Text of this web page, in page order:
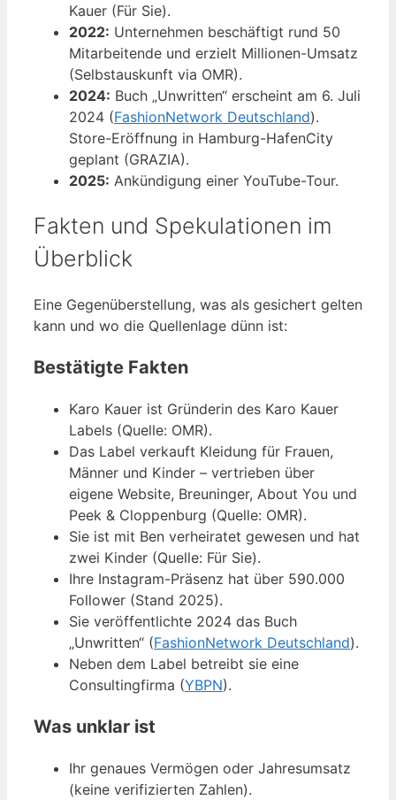
Kauer (Für Sie).
2022: Unternehmen beschäftigt rund 50
Mitarbeitende und erzielt Millionen-Umsatz
(Selbstauskunft via OMR).
2024: Buch „Unwritten“ erscheint am 6. Juli
2024 (FashionNetwork Deutschland).
Store-Eröffnung in Hamburg-HafenCity
geplant (GRAZIA).
2025: Ankündigung einer YouTube-Tour.
Fakten und Spekulationen im
Überblick
Eine Gegenüberstellung, was als gesichert gelten
kann und wo die Quellenlage dünn ist:
Bestätigte Fakten
Karo Kauer ist Gründerin des Karo Kauer
Labels (Quelle: OMR).
Das Label verkauft Kleidung für Frauen,
Männer und Kinder – vertrieben über
eigene Website, Breuninger, About You und
Peek & Cloppenburg (Quelle: OMR).
Sie ist mit Ben verheiratet gewesen und hat
zwei Kinder (Quelle: Für Sie).
Ihre Instagram-Präsenz hat über 590.000
Follower (Stand 2025).
Sie veröffentlichte 2024 das Buch
„Unwritten“ (FashionNetwork Deutschland).
Neben dem Label betreibt sie eine
Consultingfirma (YBPN).
Was unklar ist
Ihr genaues Vermögen oder Jahresumsatz
(keine verifizierten Zahlen).